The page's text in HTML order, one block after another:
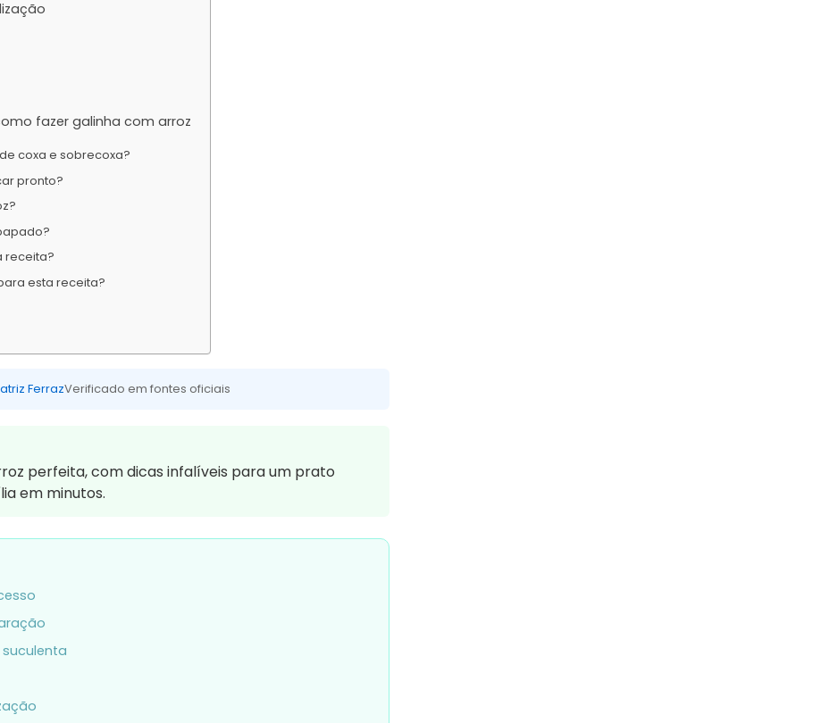
fazer galinha com arroz
coxa e sobrecoxa?
pronto?
receita?
esta receita?
FerrazVerificado em fontes oficiais
perfeita, com dicas infalíveis para um prato
em minutos.